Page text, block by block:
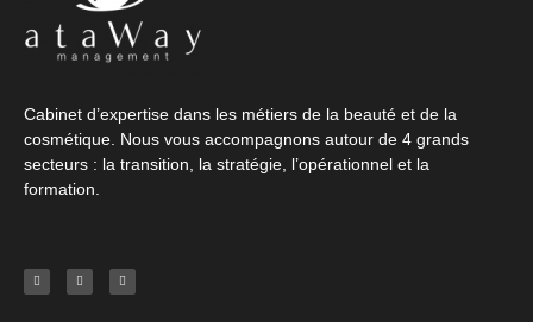
Cabinet d’expertise dans les métiers de la beauté et de la
cosmétique. Nous vous accompagnons autour de 4 grands
secteurs : la transition, la stratégie, l’opérationnel et la
formation.